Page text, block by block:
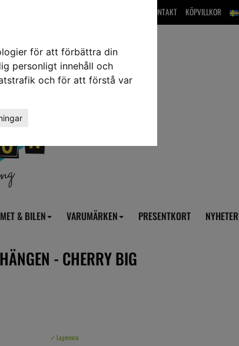
för att förbättra din
personligt innehåll och
och för att förstå var
KÖPVILLKOR
OM OSS & KONTAKT
& BILEN VARUMÄRKEN PRESENTKORT NYHETER
- CHERRY BIG
✓ Lagervara